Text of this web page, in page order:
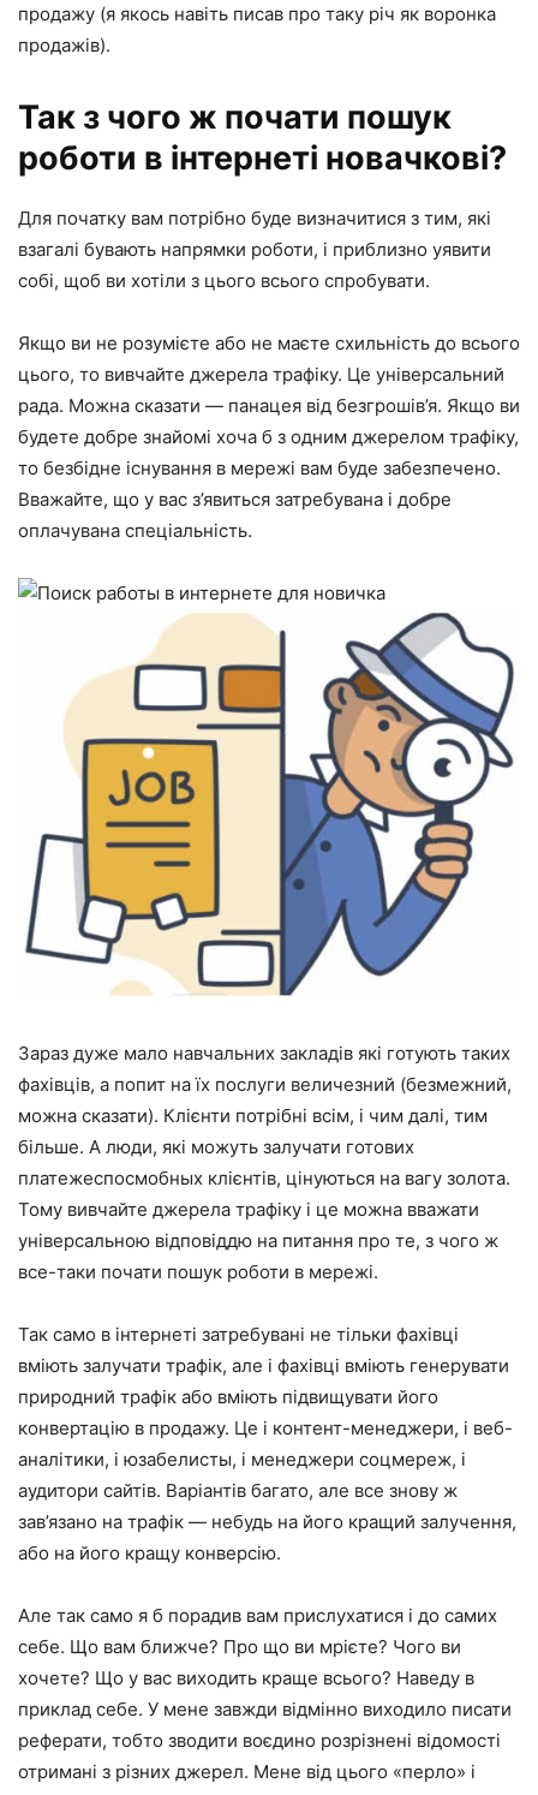
продажу (я якось навіть писав про таку річ як воронка
продажів).
Так з чого ж почати пошук
роботи в інтернеті новачкові?
Для початку вам потрібно буде визначитися з тим, які
взагалі бувають напрямки роботи, і приблизно уявити
собі, щоб ви хотіли з цього всього спробувати.
Якщо ви не розумієте або не маєте схильність до всього
цього, то вивчайте джерела трафіку. Це універсальний
рада. Можна сказати — панацея від безгрошів’я. Якщо ви
будете добре знайомі хоча б з одним джерелом трафіку,
то безбідне існування в мережі вам буде забезпечено.
Вважайте, що у вас з’явиться затребувана і добре
оплачувана спеціальність.
Зараз дуже мало навчальних закладів які готують таких
фахівців, а попит на їх послуги величезний (безмежний,
можна сказати). Клієнти потрібні всім, і чим далі, тим
більше. А люди, які можуть залучати готових
платежеспосмобных клієнтів, цінуються на вагу золота.
Тому вивчайте джерела трафіку і це можна вважати
універсальною відповіддю на питання про те, з чого ж
все-таки почати пошук роботи в мережі.
Так само в інтернеті затребувані не тільки фахівці
вміють залучати трафік, але і фахівці вміють генерувати
природний трафік або вміють підвищувати його
конвертацію в продажу. Це і контент-менеджери, і веб-
аналітики, і юзабелисты, і менеджери соцмереж, і
аудитори сайтів. Варіантів багато, але все знову ж
зав’язано на трафік — небудь на його кращий залучення,
або на його кращу конверсію.
Але так само я б порадив вам прислухатися і до самих
себе. Що вам ближче? Про що ви мрієте? Чого ви
хочете? Що у вас виходить краще всього? Наведу в
приклад себе. У мене завжди відмінно виходило писати
реферати, тобто зводити воєдино розрізнені відомості
отримані з різних джерел. Мене від цього «перло» і